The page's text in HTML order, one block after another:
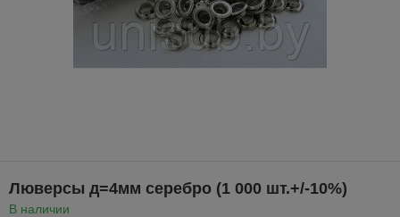
Люверсы д=4мм серебро (1 000 шт.+/-10%)
В наличии